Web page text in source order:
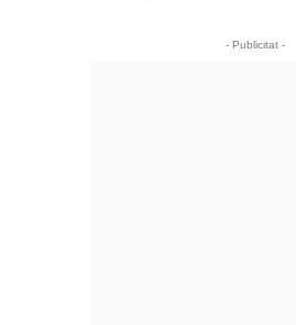
- Publicitat -